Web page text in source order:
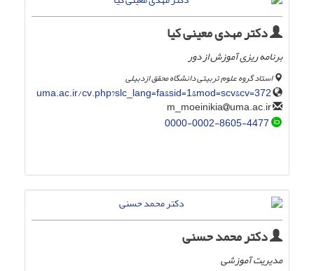
دکتر مهدی معینی کیا
برنامه ریزی آموزش از دور
استاد گروه علوم تربیتی دانشگاه محقق ازدبیلی
uma.ac.ir/cv.php?slc_lang=fa&sid=1&mod=scv&cv=372
uma.ac.ir
0000-0002-8605-4477
دکتر محمد حسنی
مدیریت آموزشی